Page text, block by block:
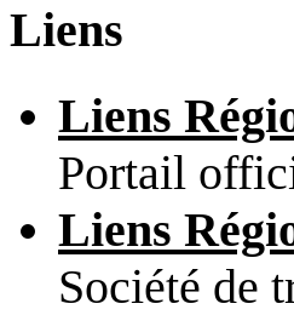
Liens
Liens
Portail
Liens
Société de